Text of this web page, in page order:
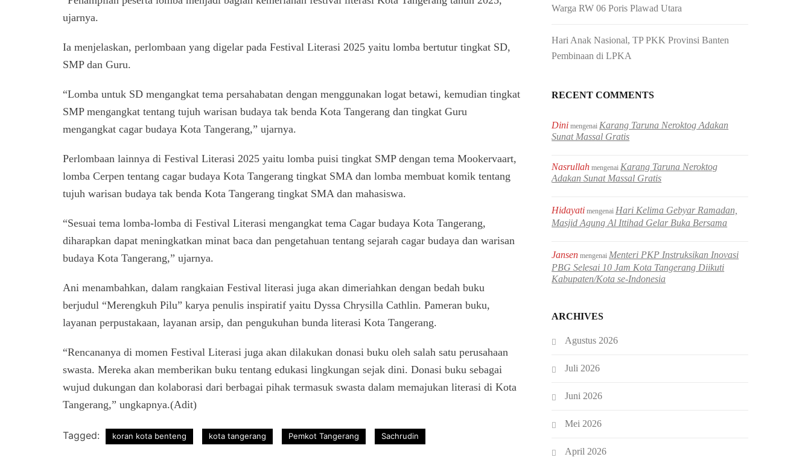
ujarnya.
Ia menjelaskan, perlombaan yang digelar pada Festival Literasi 2025 yaitu lomba bertutur tingkat SD,
SMP dan Guru.
“Lomba untuk SD mengangkat tema persahabatan dengan menggunakan logat betawi, kemudian tingkat
SMP mengangkat tentang tujuh warisan budaya tak benda Kota Tangerang dan tingkat Guru
mengangkat cagar budaya Kota Tangerang,” ujarnya.
Perlombaan lainnya di Festival Literasi 2025 yaitu lomba puisi tingkat SMP dengan tema Mookervaart,
lomba Cerpen tentang cagar budaya Kota Tangerang tingkat SMA dan lomba membuat komik tentang
tujuh warisan budaya tak benda Kota Tangerang tingkat SMA dan mahasiswa.
“Sesuai tema lomba-lomba di Festival Literasi mengangkat tema Cagar budaya Kota Tangerang,
diharapkan dapat meningkatkan minat baca dan pengetahuan tentang sejarah cagar budaya dan warisan
budaya Kota Tangerang,” ujarnya.
Ani menambahkan, dalam rangkaian Festival literasi juga akan dimeriahkan dengan bedah buku
berjudul “Merengkuh Pilu” karya penulis inspiratif yaitu Dyssa Chrysilla Cathlin. Pameran buku,
layanan perpustakaan, layanan arsip, dan pengukuhan bunda literasi Kota Tangerang.
“Rencananya di momen Festival Literasi juga akan dilakukan donasi buku oleh salah satu perusahaan
swasta. Mereka akan memberikan buku tentang edukasi lingkungan sejak dini. Donasi buku sebagai
wujud dukungan dan kolaborasi dari berbagai pihak termasuk swasta dalam memajukan literasi di Kota
Tangerang,” ungkapnya.(Adit)
Tagged: koran kota benteng kota tangerang Pemkot Tangerang Sachrudin
Warga RW 06 Poris Plawad Utara
Hari Anak Nasional, TP PKK Provinsi Banten
Pembinaan di LPKA
RECENT COMMENTS
Dini mengenaiKarang Taruna Neroktog Adakan
Sunat Massal Gratis
Nasrullah mengenaiKarang Taruna Neroktog
Adakan Sunat Massal Gratis
Hidayati mengenaiHari Kelima Gebyar Ramadan,
Masjid Agung Al Ittihad Gelar Buka Bersama
Jansen mengenaiMenteri PKP Instruksikan Inovasi
PBG Selesai 10 Jam Kota Tangerang Diikuti
Kabupaten/Kota se-Indonesia
ARCHIVES
Agustus 2026
Juli 2026
Juni 2026
Mei 2026
April 2026